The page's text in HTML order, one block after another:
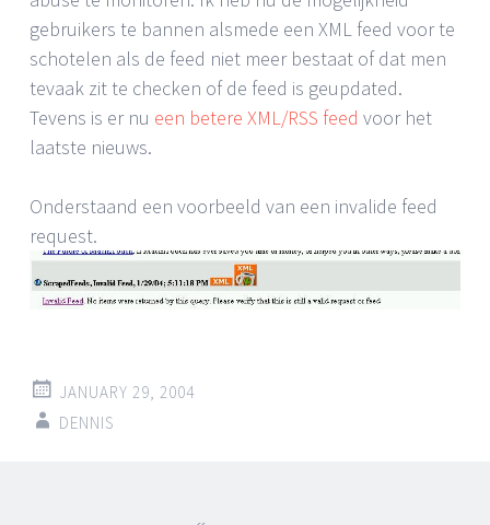
gebruikers te bannen alsmede een XML feed voor te
schotelen als de feed niet meer bestaat of dat men
tevaak zit te checken of de feed is geupdated.
Tevens is er nu een betere XML/RSS feed voor het
laatste nieuws.
Onderstaand een voorbeeld van een invalide feed
request.
JANUARY 29, 2004
DENNIS